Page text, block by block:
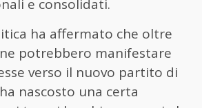
e consolidati.
ha affermato che oltre
potrebbero manifestare
verso il nuovo partito di
nascosto una certa